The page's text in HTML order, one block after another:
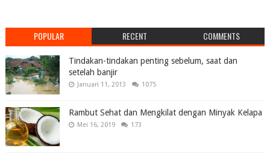
POPULAR RECENT COMMENTS
Tindakan-tindakan penting sebelum, saat dan
setelah banjir
Januari 11, 2013 1075
Rambut Sehat dan Mengkilat dengan Minyak Kelapa
Mei 16, 2019 173